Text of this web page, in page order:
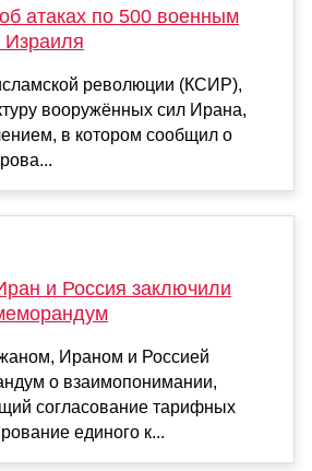
атаках по 500 военным
революции (КСИР),
вооружённых сил Ирана,
в котором сообщил о
и Россия заключили
Ираном и Россией
о взаимопонимании,
согласование тарифных
единого к...